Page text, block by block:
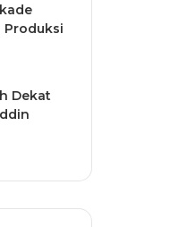
Produksi
Dekat